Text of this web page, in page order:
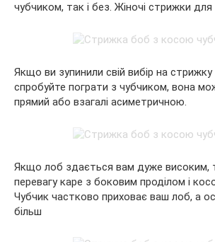
чубчиком, так і без. Жіночі стрижки
Якщо ви зупинили свій вибір на стрижку
спробуйте пограти з чубчиком, вона
прямий або взагалі асиметричною.
Якщо лоб здається вам дуже високим,
перевагу каре з боковим проділом і
Чубчик частково приховає ваш лоб, а
більш